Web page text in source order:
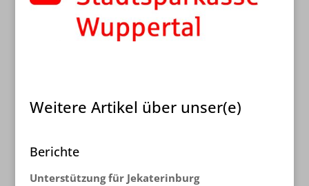
Weitere Artikel über unser(e)
Berichte
Unterstützung für Jekaterinburg